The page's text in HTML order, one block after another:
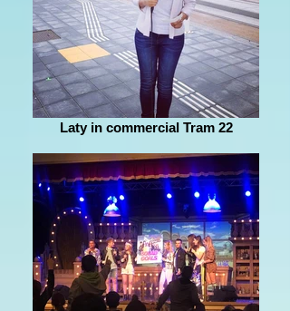
Laty in commercial Tram 22